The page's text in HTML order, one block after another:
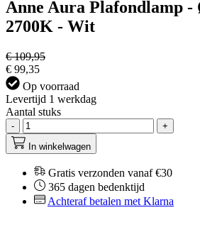
Anne Aura Plafondlamp
2700K - Wit
€ 109,95
€ 99,35
Op voorraad
Levertijd 1 werkdag
Aantal stuks
-
+
In winkelwagen
Gratis verzonden vanaf €30
365 dagen bedenktijd
Achteraf betalen met Klarna